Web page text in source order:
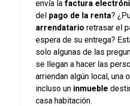
envía la factura
del pago de la renta?
arrendatario retrasar el
espera de su entrega?
solo algunas de las
se llegan a hacer las
arriendan algún local, una
incluso un inmueble
casa habitación.